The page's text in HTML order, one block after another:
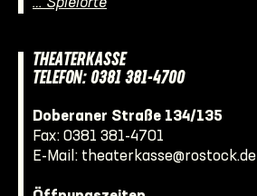
… Spielorte
THEATERKASSE
TELEFON: 0381 381-4700
Doberaner Straße 134/135
Fax: 0381 381-4701
E-Mail: theaterkasse@rostock.de